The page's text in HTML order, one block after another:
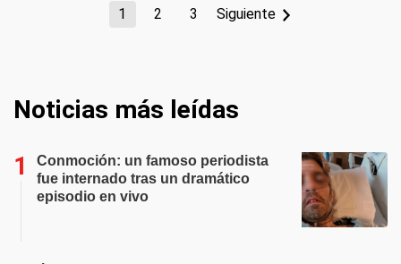
1 2 3 Siguiente
Noticias más leídas
Conmoción: un famoso periodista
fue internado tras un dramático
episodio en vivo